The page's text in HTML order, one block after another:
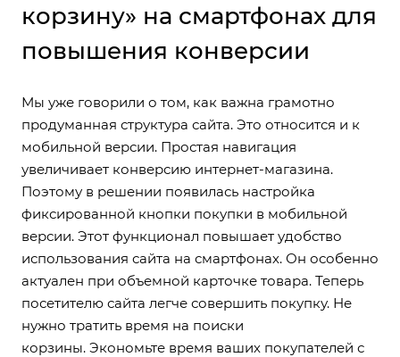
корзину» на смартфонах для
повышения конверсии
Мы уже говорили о том, как важна грамотно
продуманная структура сайта. Это относится и к
мобильной версии. Простая навигация
увеличивает конверсию интернет-магазина.
Поэтому в решении появилась настройка
фиксированной кнопки покупки в мобильной
версии. Этот функционал повышает удобство
использования сайта на смартфонах. Он особенно
актуален при объемной карточке товара. Теперь
посетителю сайта легче совершить покупку. Не
нужно тратить время на поиски
корзины. Экономьте время ваших покупателей с